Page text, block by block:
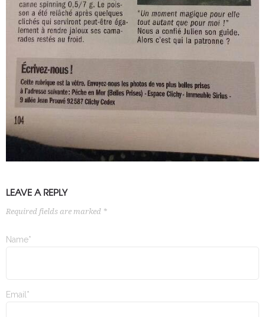
LEAVE A REPLY
Required fields are marked *
Name*
Email*